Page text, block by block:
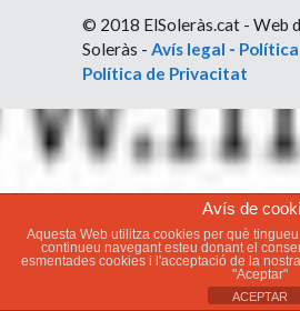
© 2018 ElSoleràs.cat - Web
Soleràs - Avís legal -
Política de Privacitat
Avís de
Aquesta Web utilitza cookies per què
continueu navegant esteu donant el
esmentades cookies i l'acceptació de la nostra
"Aceptar"
ACEPTAR